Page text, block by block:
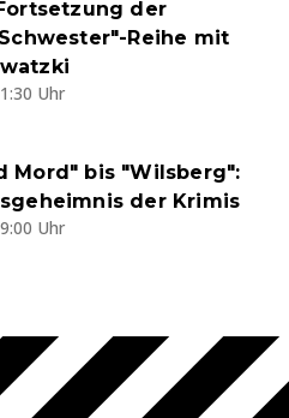
der
Reihe mit
Uhr
Mord" bis "Wilsberg":
der Krimis
Uhr